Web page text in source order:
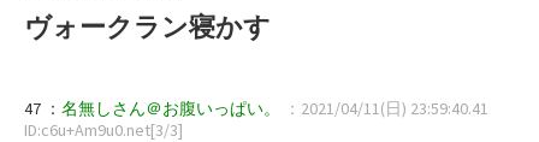
ヴォークラン寝かす
47 ： 名無しさん＠お腹いっぱい。
：2021/04/11(日) 23:59:40.41
ID:c6u+Am9u0.net[3/3]